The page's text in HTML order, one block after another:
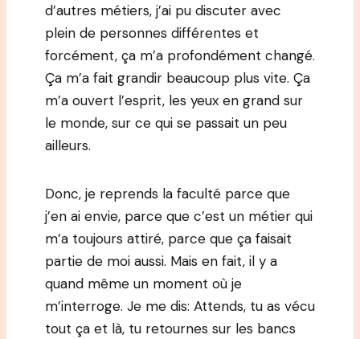
d’autres métiers, j’ai pu discuter avec
plein de personnes différentes et
forcément, ça m’a profondément changé.
Ça m’a fait grandir beaucoup plus vite. Ça
m’a ouvert l’esprit, les yeux en grand sur
le monde, sur ce qui se passait un peu
ailleurs.
Donc, je reprends la faculté parce que
j’en ai envie, parce que c’est un métier qui
m’a toujours attiré, parce que ça faisait
partie de moi aussi. Mais en fait, il y a
quand même un moment où je
m’interroge. Je me dis: Attends, tu as vécu
tout ça et là, tu retournes sur les bancs